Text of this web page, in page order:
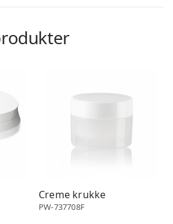
Creme krukke
PW-737708F